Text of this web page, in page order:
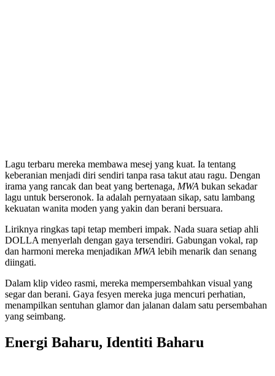
Lagu terbaru mereka membawa mesej yang kuat. Ia tentang
keberanian menjadi diri sendiri tanpa rasa takut atau ragu. Dengan
irama yang rancak dan beat yang bertenaga, MWA bukan sekadar
lagu untuk berseronok. Ia adalah pernyataan sikap, satu lambang
kekuatan wanita moden yang yakin dan berani bersuara.
Liriknya ringkas tapi tetap memberi impak. Nada suara setiap ahli
DOLLA menyerlah dengan gaya tersendiri. Gabungan vokal, rap
dan harmoni mereka menjadikan MWA lebih menarik dan senang
diingati.
Dalam klip video rasmi, mereka mempersembahkan visual yang
segar dan berani. Gaya fesyen mereka juga mencuri perhatian,
menampilkan sentuhan glamor dan jalanan dalam satu persembahan
yang seimbang.
Energi Baharu, Identiti Baharu